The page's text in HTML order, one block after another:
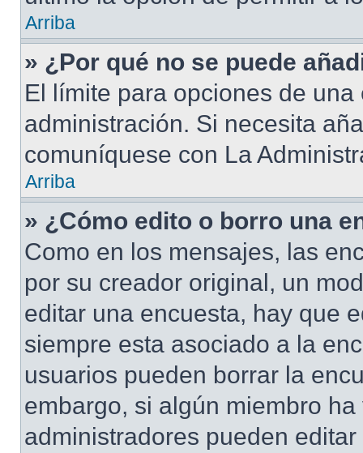
Arriba
» ¿Por qué no se puede
El límite para opciones de
administración. Si necesita
comuníquese con La
Arriba
» ¿Cómo edito o borro una
Como en los mensajes, las
por su creador original, un
editar una encuesta, hay que
siempre esta asociado a la
usuarios pueden borrar la
embargo, si algún miembro
administradores pueden